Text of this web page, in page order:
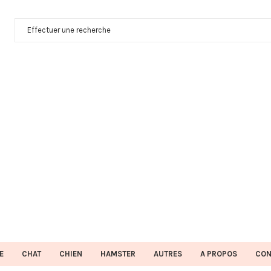
CHAT CHIEN HAMSTER AUTRES A PROPOS